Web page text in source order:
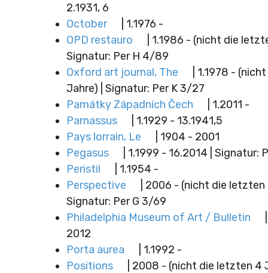
2.1931, 6
October
| 1.1976 -
OPD restauro
| 1.1986 - (nicht die
Signatur: Per H 4/89
Oxford art journal, The
| 1.1978 -
Jahre) | Signatur: Per K 3/27
Památky Západních Čech
| 1.2011 -
Parnassus
| 1.1929 - 13.1941,5
Pays lorrain, Le
| 1904 - 2001
Pegasus
| 1.1999 - 16.2014 | Signatur:
Peristil
| 1.1954 -
Perspective
| 2006 - (nicht die
Signatur: Per G 3/69
Philadelphia Museum of Art / Bulletin
2012
Porta aurea
| 1.1992 -
Positions
| 2008 - (nicht die letzten 4